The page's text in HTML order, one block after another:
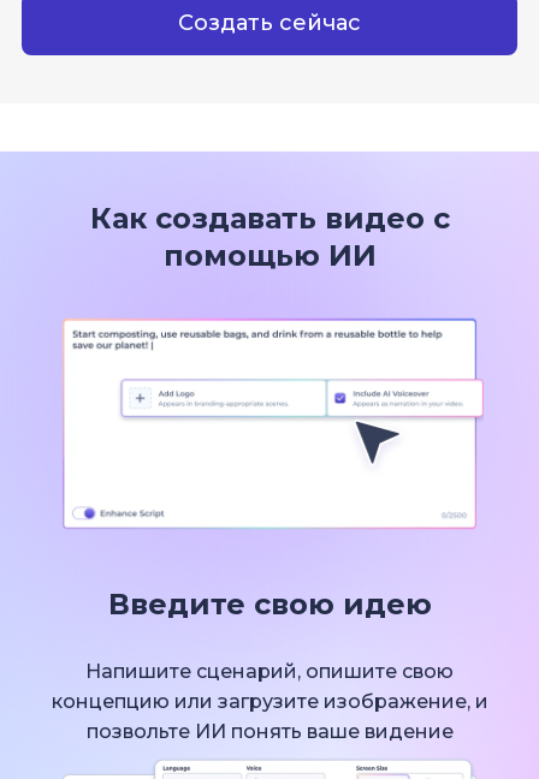
Создать сейчас
Как создавать видео с
помощью ИИ
Введите свою идею
Напишите сценарий, опишите свою
концепцию или загрузите изображение, и
позвольте ИИ понять ваше видение